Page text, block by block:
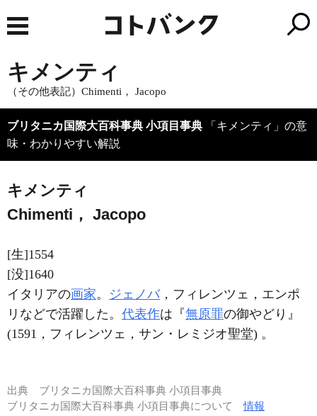
キメンティ
（その他表記）Chimenti， Jacopo
ブリタニカ国際大百科事典 小項目事典 「キメンティ」の意
味・わかりやすい解説
キメンティ
Chimenti， Jacopo
[生]1554
[没]1640
イタリアの画家。 ジェノバ，フィレンツェ，エンポ
リなどで活躍した。 代表作は『無原罪の御やどり』
(1591，フィレンツェ，サン・レミジオ聖堂) 。
出典 ブリタニカ国際大百科事典 小項目事典
ブリタニカ国際大百科事典 小項目事典について情報